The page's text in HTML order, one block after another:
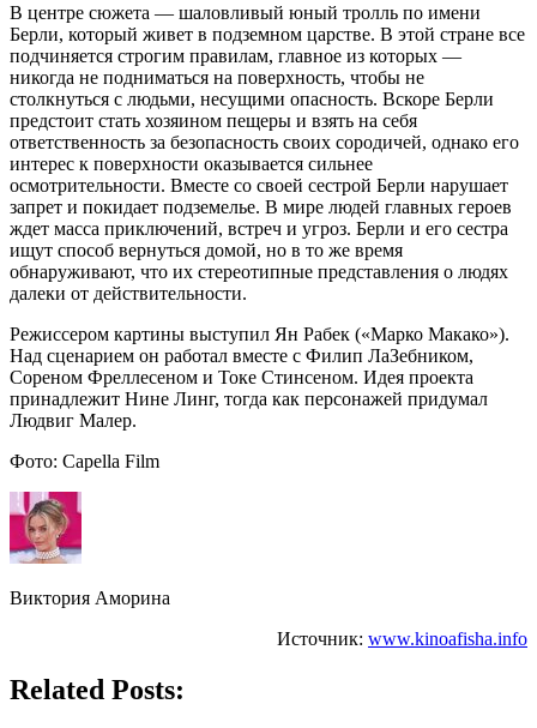
В центре сюжета — шаловливый юный тролль по имени
Берли, который живет в подземном царстве. В этой стране все
подчиняется строгим правилам, главное из которых —
никогда не подниматься на поверхность, чтобы не
столкнуться с людьми, несущими опасность. Вскоре Берли
предстоит стать хозяином пещеры и взять на себя
ответственность за безопасность своих сородичей, однако его
интерес к поверхности оказывается сильнее
осмотрительности. Вместе со своей сестрой Берли нарушает
запрет и покидает подземелье. В мире людей главных героев
ждет масса приключений, встреч и угроз. Берли и его сестра
ищут способ вернуться домой, но в то же время
обнаруживают, что их стереотипные представления о людях
далеки от действительности.
Режиссером картины выступил Ян Рабек («Марко Макако»).
Над сценарием он работал вместе с Филип ЛаЗебником,
Сореном Фреллесеном и Токе Стинсеном. Идея проекта
принадлежит Нине Линг, тогда как персонажей придумал
Людвиг Малер.
Фото: Capella Film
Виктория Аморина
Источник: www.kinoafisha.info
Related Posts: